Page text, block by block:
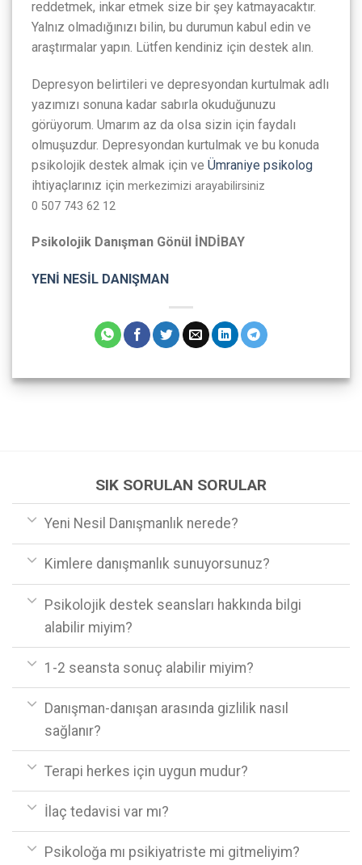
reddetmek, inkar etmek size bir şey katmayacaktır.
Yalnız olmadığınızı bilin, bu durumun kabul edin ve
araştırmalar yapın. Lütfen kendiniz için destek alın.
Depresyon belirtileri ve depresyondan kurtulmak adlı
yazımızı sonuna kadar sabırla okuduğunuzu
görüyorum. Umarım az da olsa sizin için faydalı
olmuşuzdur. Depresyondan kurtulmak ve bu konuda
psikolojik destek almak için ve Ümraniye psikolog
ihtiyaçlarınız için merkezimizi arayabilirsiniz
0 507 743 62 12
Psikolojik Danışman Gönül İNDİBAY
YENİ NESİL DANIŞMAN
SIK SORULAN SORULAR
Yeni Nesil Danışmanlık nerede?
Kimlere danışmanlık sunuyorsunuz?
Psikolojik destek seansları hakkında bilgi
alabilir miyim?
1-2 seansta sonuç alabilir miyim?
Danışman-danışan arasında gizlilik nasıl
sağlanır?
Terapi herkes için uygun mudur?
İlaç tedavisi var mı?
Psikoloğa mı psikiyatriste mi gitmeliyim?